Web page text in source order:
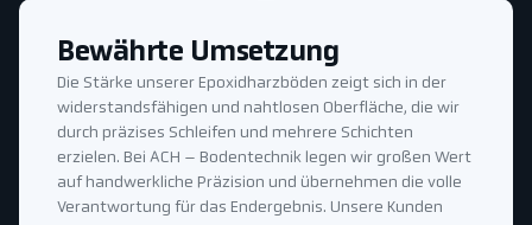
Bewährte Umsetzung
Die Stärke unserer Epoxidharzböden zeigt sich in der
widerstandsfähigen und nahtlosen Oberfläche, die wir
durch präzises Schleifen und mehrere Schichten
erzielen. Bei ACH – Bodentechnik legen wir großen Wert
auf handwerkliche Präzision und übernehmen die volle
Verantwortung für das Endergebnis. Unsere Kunden